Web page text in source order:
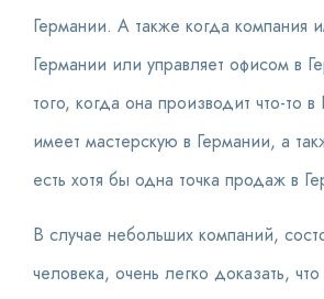
Германии. А также когда компания
Германии или управляет офисом в
того, когда она производит что-то
имеет мастерскую в Германии, а
есть хотя бы одна точка продаж в
В случае небольших компаний,
человека, очень легко доказать,